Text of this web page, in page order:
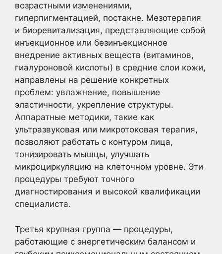
возрастными изменениями,
гиперпигментацией, постакне. Мезотерапия
и биоревитализация, представляющие собой
инъекционное или безинъекционное
внедрение активных веществ (витаминов,
гиалуроновой кислоты) в средние слои кожи,
направлены на решение конкретных
проблем: увлажнение, повышение
эластичности, укрепление структуры.
Аппаратные методики, такие как
ультразвуковая или микротоковая терапия,
позволяют работать с контуром лица,
тонизировать мышцы, улучшать
микроциркуляцию на клеточном уровне. Эти
процедуры требуют точного
диагностирования и высокой квалификации
специалиста.
Третья крупная группа — процедуры,
работающие с энергетическим балансом и